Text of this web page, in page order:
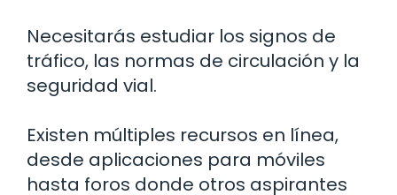
Necesitarás estudiar los signos de
tráfico, las normas de circulación y la
seguridad vial.
Existen múltiples recursos en línea,
desde aplicaciones para móviles
hasta foros donde otros aspirantes